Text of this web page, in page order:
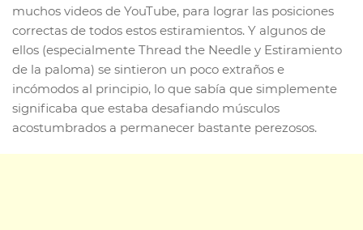
muchos videos de YouTube, para lograr las posiciones
correctas de todos estos estiramientos. Y algunos de
ellos (especialmente Thread the Needle y Estiramiento
de la paloma) se sintieron un poco extraños e
incómodos al principio, lo que sabía que simplemente
significaba que estaba desafiando músculos
acostumbrados a permanecer bastante perezosos.